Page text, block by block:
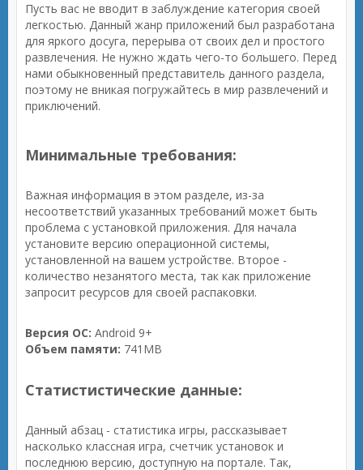
Пусть вас не вводит в заблуждение категория своей
легкостью. Данный жанр приложений был разработана
для яркого досуга, перерыва от своих дел и простого
развлечения. Не нужно ждать чего-то большего. Перед
нами обыкновенный представитель данного раздела,
поэтому не вникая погружайтесь в мир развлечений и
приключений.
Минимальные требования:
Важная информация в этом разделе, из-за
несоответствий указанных требований может быть
проблема с установкой приложения. Для начала
установите версию операционной системы,
установленной на вашем устройстве. Второе -
количество незанятого места, так как приложение
запросит ресурсов для своей распаковки.
Версия ОС: Android 9+
Объем памяти: 741MB
Статистистические данные:
Данный абзац - статистика игры, рассказывает
насколько классная игра, счетчик установок и
последнюю версию, доступную на портале. Так,